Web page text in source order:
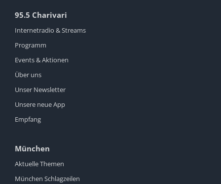
95.5 Charivari
Internetradio & Streams
Programm
Events & Aktionen
Über uns
Unser Newsletter
Unsere neue App
Empfang
München
Aktuelle Themen
München Schlagzeilen